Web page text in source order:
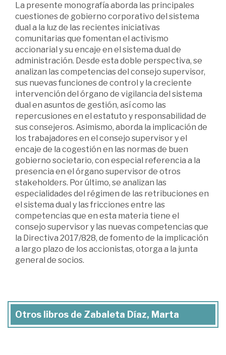
La presente monografía aborda las principales
cuestiones de gobierno corporativo del sistema
dual a la luz de las recientes iniciativas
comunitarias que fomentan el activismo
accionarial y su encaje en el sistema dual de
administración. Desde esta doble perspectiva, se
analizan las competencias del consejo supervisor,
sus nuevas funciones de control y la creciente
intervención del órgano de vigilancia del sistema
dual en asuntos de gestión, así como las
repercusiones en el estatuto y responsabilidad de
sus consejeros. Asimismo, aborda la implicación de
los trabajadores en el consejo supervisor y el
encaje de la cogestión en las normas de buen
gobierno societario, con especial referencia a la
presencia en el órgano supervisor de otros
stakeholders. Por último, se analizan las
especialidades del régimen de las retribuciones en
el sistema dual y las fricciones entre las
competencias que en esta materia tiene el
consejo supervisor y las nuevas competencias que
la Directiva 2017/828, de fomento de la implicación
a largo plazo de los accionistas, otorga a la junta
general de socios.
Otros libros de Zabaleta Díaz, Marta